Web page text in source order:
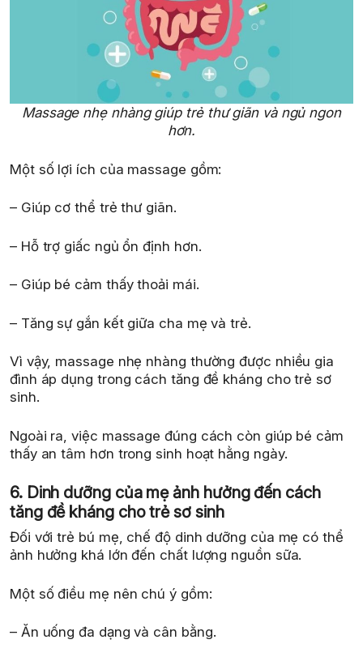
Massage nhẹ nhàng giúp trẻ thư giãn và ngủ ngon
hơn.
Một số lợi ích của massage gồm:
– Giúp cơ thể trẻ thư giãn.
– Hỗ trợ giấc ngủ ổn định hơn.
– Giúp bé cảm thấy thoải mái.
– Tăng sự gắn kết giữa cha mẹ và trẻ.
Vì vậy, massage nhẹ nhàng thường được nhiều gia
đình áp dụng trong cách tăng đề kháng cho trẻ sơ
sinh.
Ngoài ra, việc massage đúng cách còn giúp bé cảm
thấy an tâm hơn trong sinh hoạt hằng ngày.
6. Dinh dưỡng của mẹ ảnh hưởng đến cách
tăng đề kháng cho trẻ sơ sinh
Đối với trẻ bú mẹ, chế độ dinh dưỡng của mẹ có thể
ảnh hưởng khá lớn đến chất lượng nguồn sữa.
Một số điều mẹ nên chú ý gồm:
– Ăn uống đa dạng và cân bằng.